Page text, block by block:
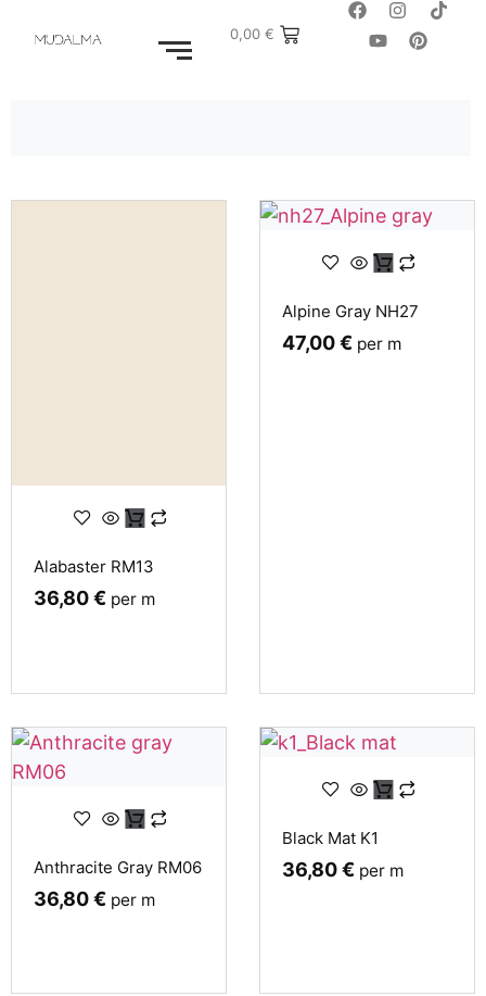
0,00€
Alabaster RM13
36,80€ per m
Alpine Gray NH27
47,00€ per m
Anthracite Gray RM06
36,80€ per m
Black Mat K1
36,80€ per m